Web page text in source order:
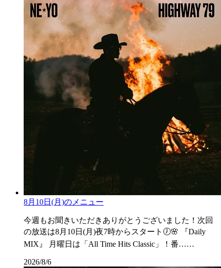
8月10日(月)のメニュー
今週もお聞きいただきありがとうございました！次回
の放送は8月10日(月)夜7時からスタート🕖🌸 『Daily
MIX』 月曜日は「All Time Hits Classic」！番……
2026/8/6